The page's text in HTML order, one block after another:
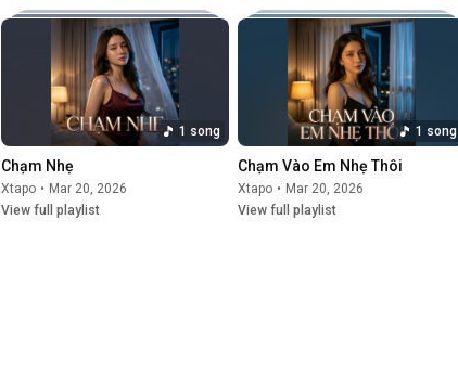
1 song
Chạm Nhẹ
Xtapo • Mar 20, 2026
View full playlist
1 song
Chạm Vào Em Nhẹ Thôi
Xtapo • Mar 20, 2026
View full playlist